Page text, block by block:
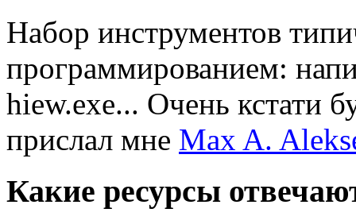
Набор инструментов
программированием:
hiew.exe... Очень кстати
прислал мне Max A.
Какие ресурсы